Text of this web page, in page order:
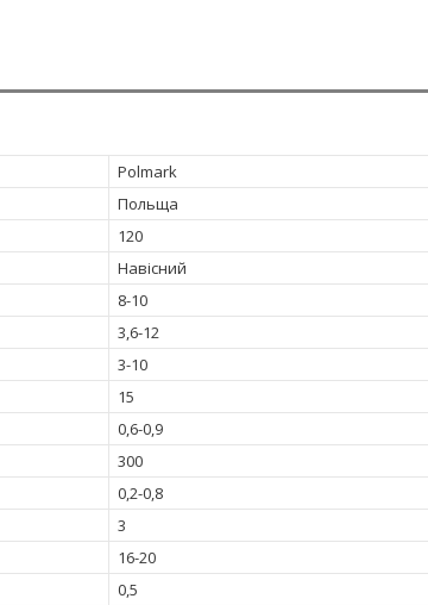
Polmark
Польща
120
Навісний
8-10
3,6-12
3-10
15
0,6-0,9
300
0,2-0,8
3
16-20
0,5